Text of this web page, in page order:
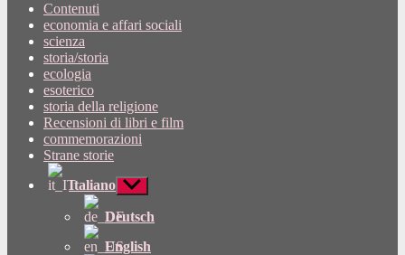
Contenuti
economia e affari sociali
scienza
storia/storia
ecologia
esoterico
storia della religione
Recensioni di libri e film
commemorazioni
Strane storie
Italiano Mostra
sottomenu
Deutsch
English